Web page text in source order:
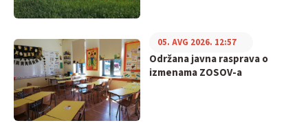
Održana javna rasprava o
izmenama ZOSOV-a
05. AVG 2026. 12:57